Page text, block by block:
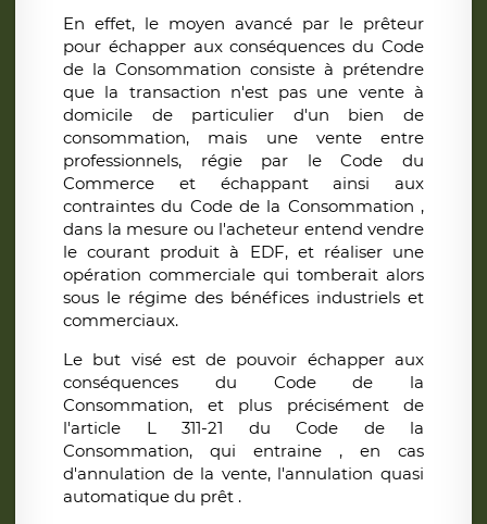
En effet, le moyen avancé par le prêteur
pour échapper aux conséquences du Code
de la Consommation consiste à prétendre
que la transaction n'est pas une vente à
domicile de particulier d'un bien de
consommation, mais une vente entre
professionnels, régie par le Code du
Commerce et échappant ainsi aux
contraintes du Code de la Consommation ,
dans la mesure ou l'acheteur entend vendre
le courant produit à EDF, et réaliser une
opération commerciale qui tomberait alors
sous le régime des bénéfices industriels et
commerciaux.
Le but visé est de pouvoir échapper aux
conséquences du Code de la
Consommation, et plus précisément de
l'article L 311-21 du Code de la
Consommation, qui entraine , en cas
d'annulation de la vente, l'annulation quasi
automatique du prêt .